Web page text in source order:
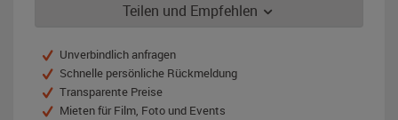
Teilen und Empfehlen
Unverbindlich anfragen
Schnelle persönliche Rückmeldung
Transparente Preise
Mieten für Film, Foto und Events